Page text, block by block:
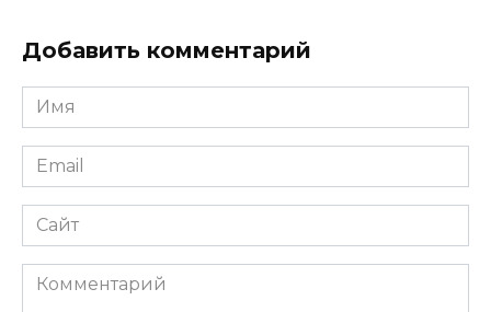
Добавить комментарий
Имя
*
Email
*
Сайт
Комментарий